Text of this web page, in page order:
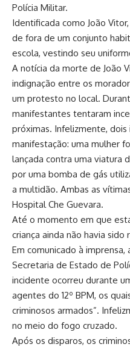
Polícia Militar.
Identificada como João
de fora de um conjunto
escola, vestindo seu
A notícia da morte de João
indignação entre os
um protesto no local.
manifestantes tentaram
próximas. Infelizmente,
manifestação: uma mulher
lançada contra uma viatura
por uma bomba de gás
a multidão. Ambas as
Hospital Che Guevara.
Até o momento em que
criança ainda não havia
Em comunicado à
Secretaria de Estado de
incidente ocorreu durante
agentes do 12º BPM, os
criminosos armados”.
no meio do fogo cruzado.
Após os disparos, os